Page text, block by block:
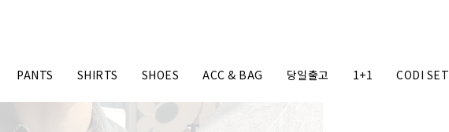
PANTS SHIRTS SHOES ACC & BAG 당일출고 1+1 CODI SET